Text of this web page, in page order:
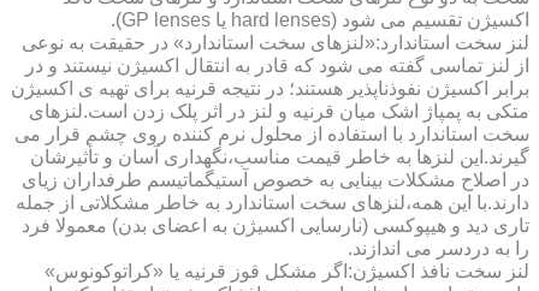
اکسیژن تقسیم می شود (hard lenses یا GP lenses).
لنز سخت استاندارد:«لنزهای سخت استاندارد» در حقیقت به نوعی
از لنز تماسی گفته می شود که قادر به انتقال اکسیژن نیستند و در
برابر اکسیژن نفوذناپذیر هستند؛ در نتیجه قرنیه برای تهیه ی اکسیژن
متکی به پمپاژ اشک میان قرنیه و لنز در اثر پلک زدن است.لنزهای
سخت استاندارد با استفاده از محلول نرم کننده روی چشم قرار می
گیرند.این لنزها به خاطر قیمت مناسب،نگهداری آسان و تأثیرشان
در اصلاح مشکلات بینایی به خصوص آستیگماتیسم طرفداران زیای
دارند.با این همه،لنزهای سخت استاندارد به خاطر مشکلاتی از جمله
تاری دید و هیپوکسی (نارسایی اکسیژن به اعضای بدن) معمولا فرد
را به دردسر می اندازند.
لنز سخت نافذ اکسیژن:اگر مشکل قوز قرنیه یا «کراتوکونوس»